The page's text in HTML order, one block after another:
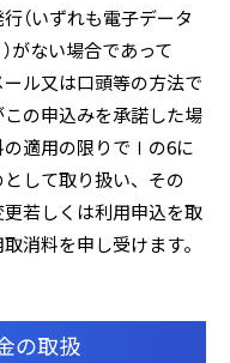
（いずれも電子データ
がない場合であって
ル又は口頭等の方法で
の申込みを承諾した場
の適用の限りでⅠの6に
して取り扱い、その
若しくは利用申込を取
消料を申し受けます。
の取扱